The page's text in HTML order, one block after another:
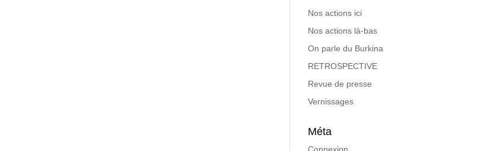
Nos actions ici
Nos actions là-bas
On parle du Burkina
RETROSPECTIVE
Revue de presse
Vernissages
Méta